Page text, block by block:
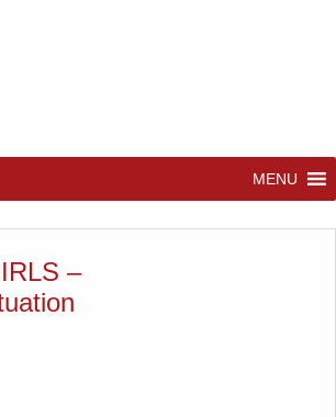
MENU
–